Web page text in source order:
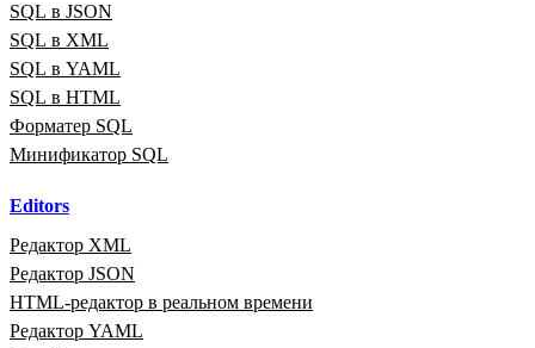
SQL в JSON
SQL в XML
SQL в YAML
SQL в HTML
Форматер SQL
Минификатор SQL
Editors
Редактор XML
Редактор JSON
HTML‑редактор в реальном времени
Редактор YAML